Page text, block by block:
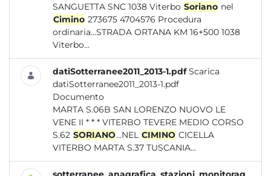
SANGUETTA SNC 1038 Viterbo Soriano nel
Cimino 273675 4704576 Procedura
ordinaria...STRADA ORTANA KM 16+500 1038
Viterbo...
datiSotterranee2011_2013-1.pdf Scarica
datiSotterranee2011_2013-1.pdf
Documento
MARTA S.06B SAN LORENZO NUOVO LE
VENE II * * * VITERBO TEVERE MEDIO CORSO
S.62 SORIANO...NEL CIMINO CICELLA
VITERBO MARTA S.37 TUSCANIA...